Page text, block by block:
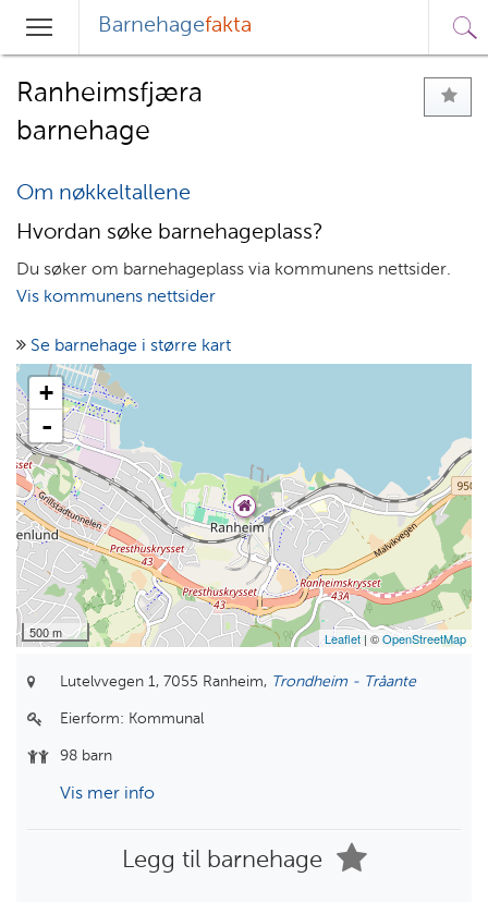
Hovedmeny
Barnehagefakta
Ranheimsfjæra
barnehage
Om nøkkeltallene
Hvordan søke barnehageplass?
Du søker om barnehageplass via kommunens nettsider.
Vis kommunens nettsider
Se barnehage i større kart
+
-
500 m Leaflet| ©OpenStreetMap
Lutelvvegen 1, 7055 Ranheim, Trondheim - Tråante
Eierform: Kommunal
98 barn
Vis mer info
Legg til barnehage